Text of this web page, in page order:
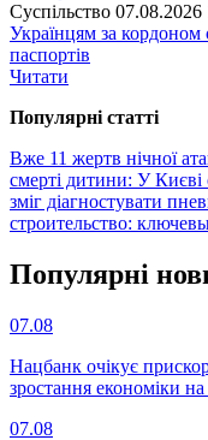
Суспiльство 07.08.2026
Українцям за
паспортів
Читати
Популярнi статтi
Вже 11 жертв нічної
смерті дитини: У Києві
зміг діагностувати
строительство:
Популярнi
07.08
Нацбанк очікує
зростання економіки
07.08